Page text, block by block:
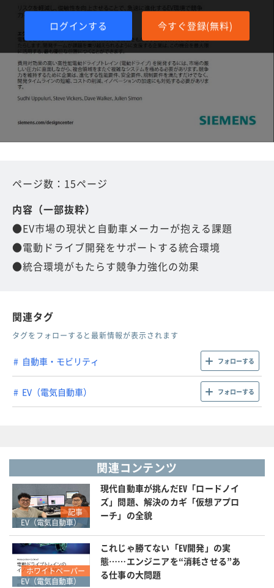
ログインする 今すぐ登録(無料)
ページ数：15ページ
内容（一部抜粋）
●EV市場の現状と自動車メーカーが抱える課題
●電動ドライブ開発をサポートする統合環境
●統合環境がもたらす競争力強化の効果
関連タグ
タグをフォローすると最新情報が表示されます
自動車・モビリティ フォローする
EV（電気自動車） フォローする
関連コンテンツ
記事
EV（電気自動車）
現代自動車が挑んだEV「ロードノイ
ズ」問題、解決のカギ「仮想アプロ
ーチ」の全貌
ホワイトペーパー
EV（電気自動車）
これじゃ勝てない「EV開発」の実
態……エンジニアを“消耗させる”あ
る仕事の大問題